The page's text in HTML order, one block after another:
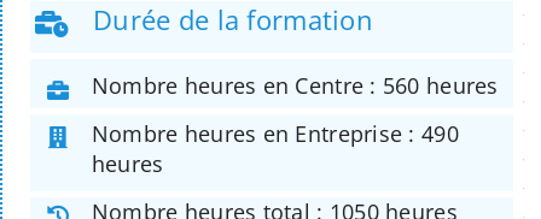
Durée de la formation
Nombre heures en Centre : 560 heures
Nombre heures en Entreprise : 490
heures
Nombre heures total : 1050 heures